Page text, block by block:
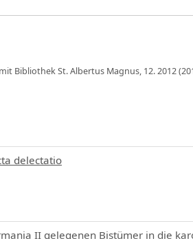
Bibliothek St. Albertus Magnus, 12. 2012
delectatio
II gelegenen Bistümer in die